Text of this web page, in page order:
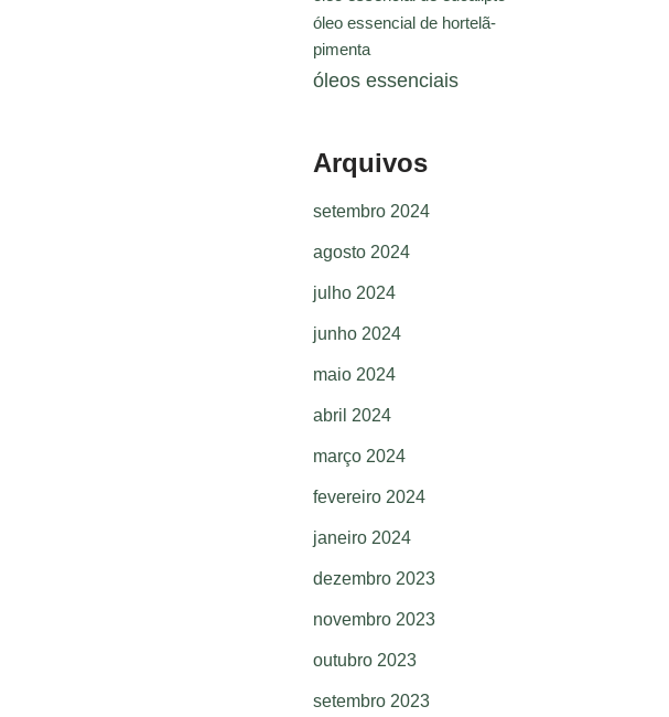
óleo essencial de hortelã-
pimenta
óleos essenciais
Arquivos
setembro 2024
agosto 2024
julho 2024
junho 2024
maio 2024
abril 2024
março 2024
fevereiro 2024
janeiro 2024
dezembro 2023
novembro 2023
outubro 2023
setembro 2023